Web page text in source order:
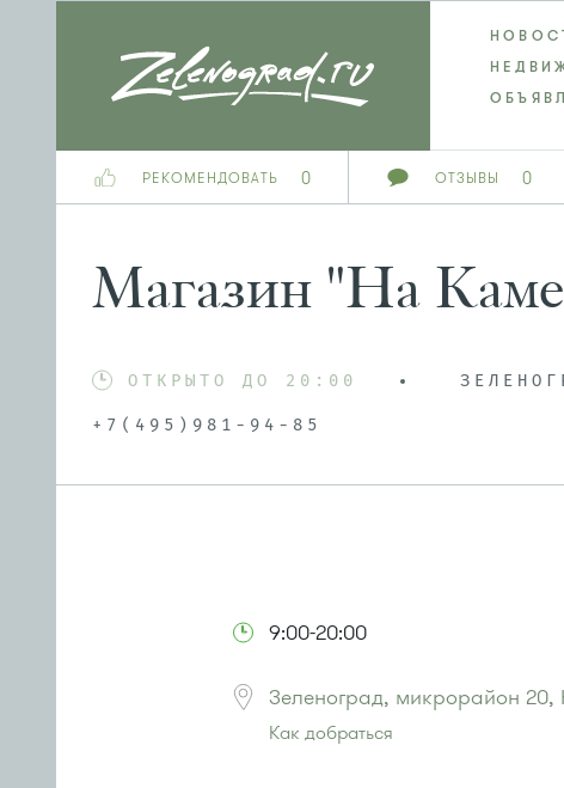
РЕКОМЕНДОВАТЬ 0 ОТЗЫВЫ 0
Магазин "На
ОТКРЫТО ДО 20:00
+7(495)981-94-85
9:00-20:00
Зеленоград, микрорайон 20,
Как добраться